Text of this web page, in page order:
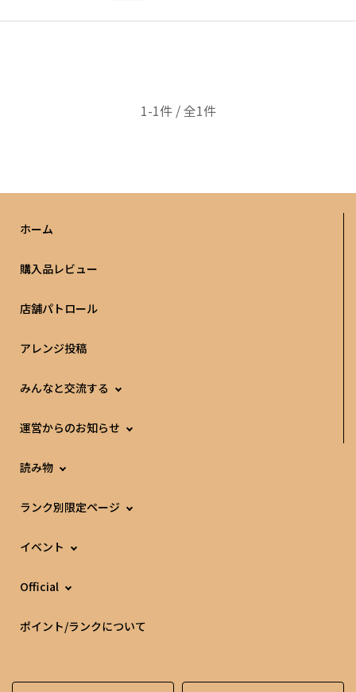
1-1件 / 全1件
ホーム
購入品レビュー
店舗パトロール
アレンジ投稿
みんなと交流する
運営からのお知らせ
読み物
ランク別限定ページ
イベント
Official
ポイント/ランクについて